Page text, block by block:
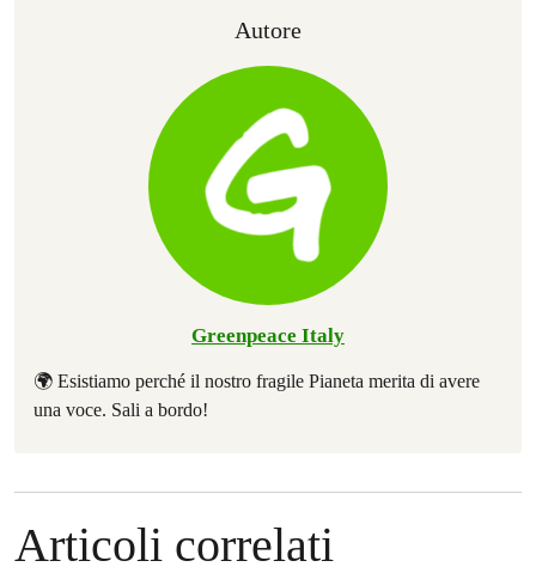
Autore
Greenpeace Italy
🌍 Esistiamo perché il nostro fragile Pianeta merita di avere
una voce. Sali a bordo!
Articoli correlati